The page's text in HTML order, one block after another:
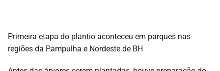
Primeira etapa do plantio aconteceu em parques nas
regiões da Pampulha e Nordeste de BH